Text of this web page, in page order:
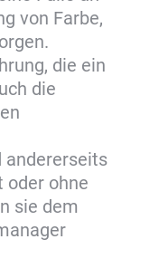
von Farbe,
die ein
die
andererseits
oder ohne
sie dem